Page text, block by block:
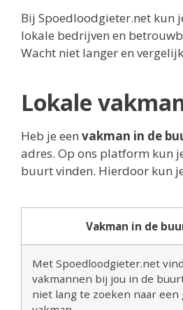
Bij Spoedloodgieter.net kun
lokale bedrijven en
Wacht niet langer en
Lokale
Heb je een vakman in de
adres. Op ons platform kun
buurt vinden. Hierdoor kun
Vakman in de
Met Spoedloodgieter.net
vakmannen bij jou in de
niet lang te zoeken naar een